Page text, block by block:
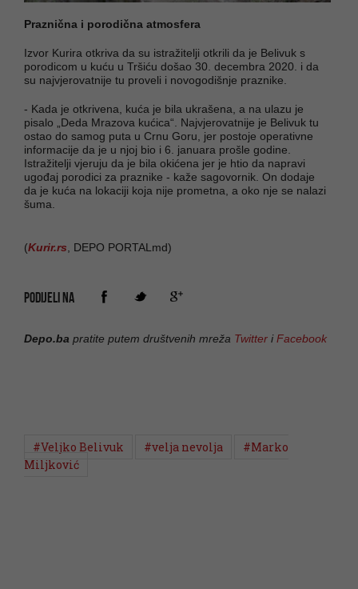
Praznična i porodična atmosfera
Izvor Kurira otkriva da su istražitelji otkrili da je Belivuk s
porodicom u kuću u Tršiću došao 30. decembra 2020. i da
su najvjerovatnije tu proveli i novogodišnje praznike.
- Kada je otkrivena, kuća je bila ukrašena, a na ulazu je
pisalo „Deda Mrazova kućica“. Najvjerovatnije je Belivuk tu
ostao do samog puta u Crnu Goru, jer postoje operativne
informacije da je u njoj bio i 6. januara prošle godine.
Istražitelji vjeruju da je bila okićena jer je htio da napravi
ugođaj porodici za praznike - kaže sagovornik. On dodaje
da je kuća na lokaciji koja nije prometna, a oko nje se nalazi
šuma.
(Kurir.rs, DEPO PORTALmd)
PODIJELI NA
Depo.ba pratite putem društvenih mreža Twitter iFacebook
#Veljko Belivuk #velja nevolja
#Marko
Miljković